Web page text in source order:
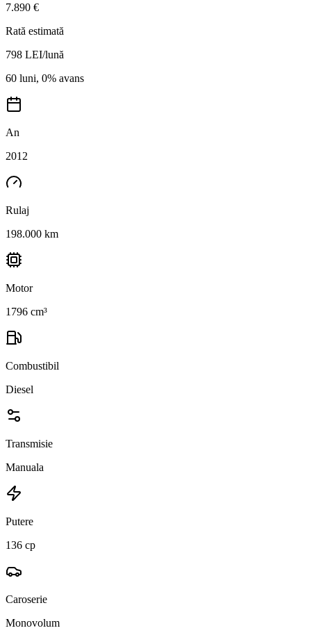
7.890 €
Rată estimată
798 LEI/lună
60 luni, 0% avans
An
2012
Rulaj
198.000 km
Motor
1796 cm³
Combustibil
Diesel
Transmisie
Manuala
Putere
136 cp
Caroserie
Monovolum